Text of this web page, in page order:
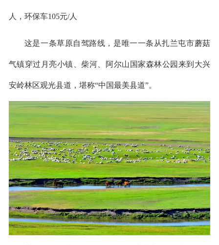
人，环保车105元/人
这是一条草原自驾路线，是唯一一条从扎兰屯市蘑菇
气镇穿过月亮小镇、柴河、阿尔山国家森林公园来到大兴
安岭林区观光县道，堪称“中国最美县道”。